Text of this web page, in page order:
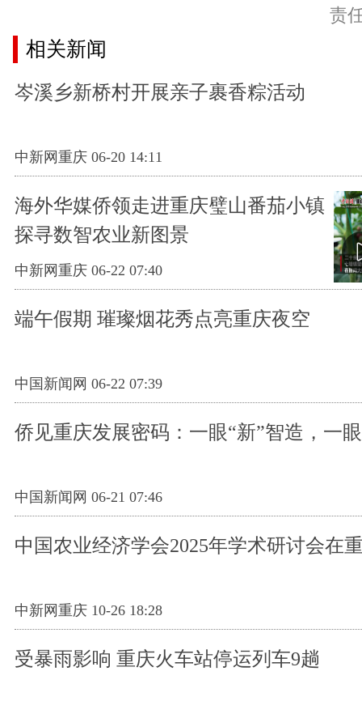
责
相关新闻
岑溪乡新桥村开展亲子裹香粽活动
中新网重庆 06-20 14:11
海外华媒侨领走进重庆璧山番茄小镇
探寻数智农业新图景
中新网重庆 06-22 07:40
端午假期 璀璨烟花秀点亮重庆夜空
中国新闻网 06-22 07:39
侨见重庆发展密码：一眼“新”智造，一
中国新闻网 06-21 07:46
中国农业经济学会2025年学术研讨会在
中新网重庆 10-26 18:28
受暴雨影响 重庆火车站停运列车9趟